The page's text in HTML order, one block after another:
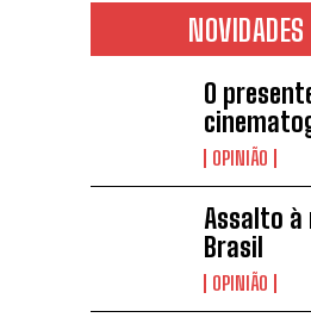
NOVIDADES
O
OPINIÃO
Assalto à
Brasil
OPINIÃO